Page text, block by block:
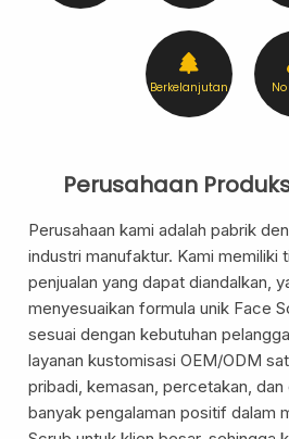
Formulasi Kustom
Layanan Desain
Berkelanjutan
Perusahaan
Perusahaan kami adalah pabrik
industri manufaktur. Kami memiliki
penjualan yang dapat diandalkan,
menyesuaikan formula unik Face
sesuai dengan kebutuhan
layanan kustomisasi OEM/ODM
pribadi, kemasan, percetakan, dan
banyak pengalaman positif dalam